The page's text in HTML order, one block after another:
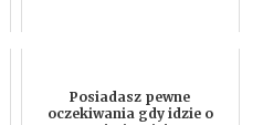
Posiadasz pewne
oczekiwania gdy idzie o